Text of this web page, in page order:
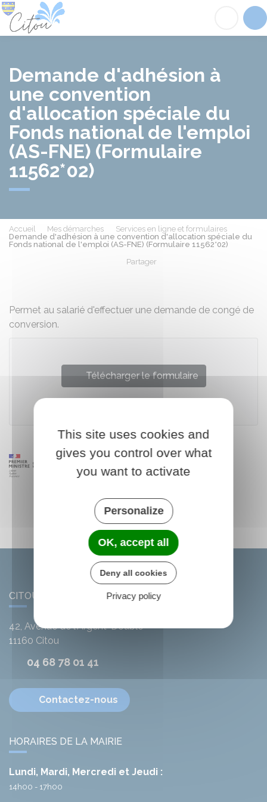
Demande d'adhésion à
une convention
d'allocation spéciale du
Fonds national de l'emploi
(AS-FNE) (Formulaire
11562*02)
Accueil Mes démarches
Services en ligne et formulaires
Demande d'adhésion à une convention d'allocation spéciale du
Fonds national de l'emploi (AS-FNE) (Formulaire 11562*02)
Partager
Permet au salarié d'effectuer une demande de congé de
conversion.
Télécharger le formulaire
CITOU
42, Avenue de l'Argent-Double
11160 Citou
04 68 78 01 41
Contactez-nous
HORAIRES DE LA MAIRIE
Lundi, Mardi, Mercredi et Jeudi :
14h00 - 17h00
This site uses cookies and
gives you control over what
you want to activate
Personalize
OK, accept all
Deny all cookies
Privacy policy